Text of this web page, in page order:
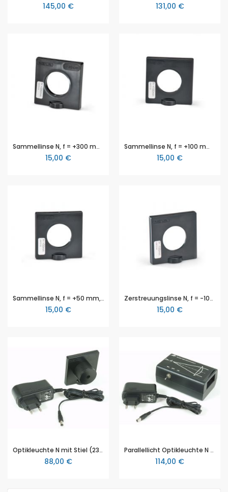
145,00 € 131,00 €
Sammellinse N, f = +300 mm, magnethaftend, 3B Scientific
15,00 €
Sammellinse N, f = +100 mm, 3B Scientific
15,00 €
Sammellinse N, f = +50 mm, 3B Scientific
15,00 €
Zerstreuungslinse N, f = -100 mm, 3B Scientific
15,00 €
Optikleuchte N mit Stiel (230 V, 50/60 Hz) für Experimente zur Strahlenoptik, 3B Scientific
88,00 €
Parallellicht Optikleuchte N (230 V, 50/60 Hz), 3B Scientific
114,00 €